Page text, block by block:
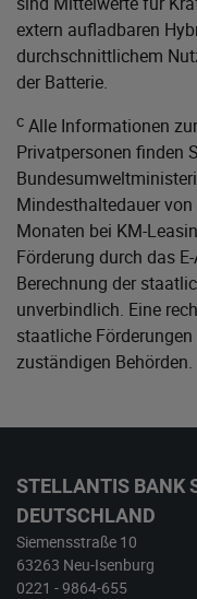
extern aufladbaren
durchschnittlichem
der Batterie.
c Alle Informationen
Privatpersonen finden
Mindesthaltedauer
Monaten bei KM-
Förderung durch das
Berechnung der
unverbindlich. Eine
staatliche
zuständigen Behörden.
STELLANTIS BANK
DEUTSCHLAND
Siemensstraße 10
63263 Neu-Isenburg
0221 - 9864-655